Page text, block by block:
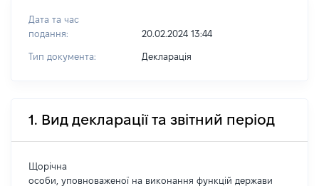
Дата та час
подання:
20.02.2024 13:44
Тип документа: Декларація
1. Вид декларації та звітний період
Щорічна
особи, уповноваженої на виконання функцій держави